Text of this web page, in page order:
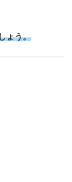
ょう。